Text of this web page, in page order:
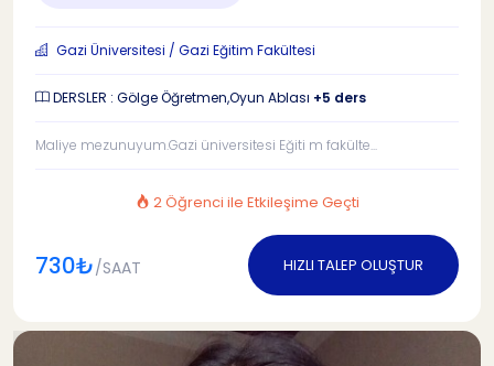
Gazi Üniversitesi / Gazi Eğitim Fakültesi
DERSLER : Gölge Öğretmen,Oyun Ablası +5 ders
Maliye mezunuyum.Gazi üniversitesi Eğiti m fakülte...
2 Öğrenci ile Etkileşime Geçti
730₺/SAAT HIZLI TALEP OLUŞTUR